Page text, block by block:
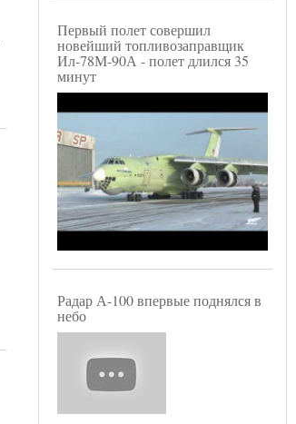
Первый полет совершил
новейший топливозаправщик
Ил-78М-90А - полет длился 35
минут
Радар А-100 впервые поднялся в
небо